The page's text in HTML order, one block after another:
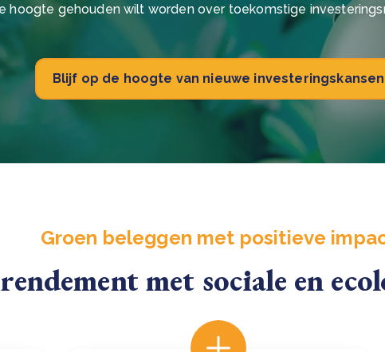
hoogte gehouden wilt worden over toekomstige
Blijf op de hoogte van nieuwe investeringskansen
Groen beleggen met positieve
met sociale en